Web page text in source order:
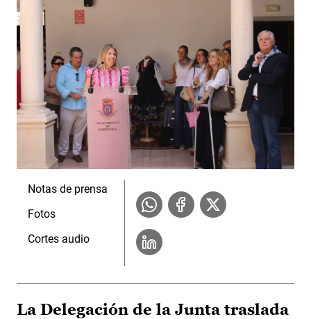
Notas de prensa
Fotos
Cortes audio
La Delegación de la Junta traslada